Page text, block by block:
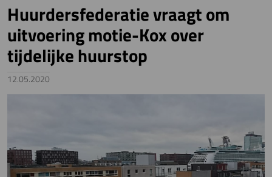
Huurdersfederatie vraagt om
uitvoering motie-Kox over
tijdelijke huurstop
12.05.2020